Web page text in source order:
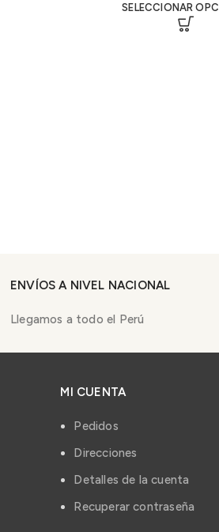
SELECCIONAR
ENVÍOS A NIVEL NACIONAL
Llegamos a todo el Perú
MI CUENTA
Pedidos
Direcciones
Detalles de la cuenta
Recuperar contraseña